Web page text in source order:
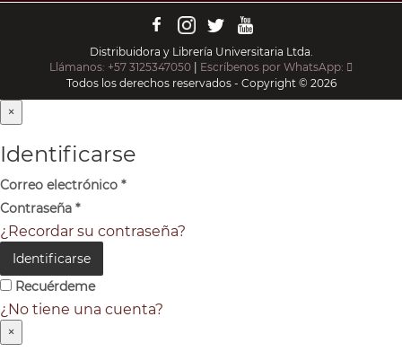
Distribuidora y Librería Universitaria Ltda.
Llámanos: +57 3125347050 | Escríbenos por WhatsApp:
Todos los derechos reservados - Copyright © 2026
×
Identificarse
Correo electrónico *
Contraseña *
¿Recordar su contraseña?
Identificarse
Recuérdeme
¿No tiene una cuenta?
×